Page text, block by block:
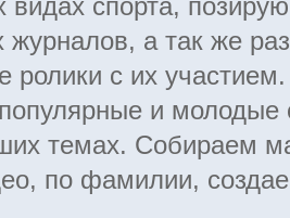
видах спорта,
журналов, а так же
ролики с их
и молодые
темах. Собираем
по фамилии,